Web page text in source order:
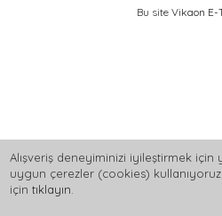
Bu site Vikaon E-
Alışveriş deneyiminizi iyileştirmek için
uygun çerezler (cookies)
için tıklayın